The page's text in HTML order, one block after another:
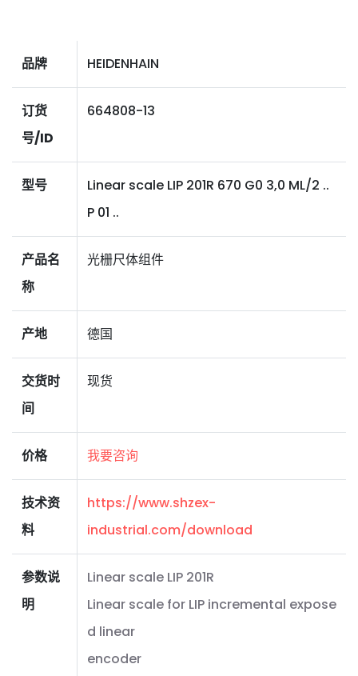
品牌 HEIDENHAIN
订货
号/ID
664808-13
型号
Linear scale LIP 201R 670 G0 3,0 ML/2 ..
P 01 ..
产品名
称
光栅尺体组件
产地 德国
交货时
间
现货
价格 我要咨询
技术资
料
https://www.shzex-
industrial.com/download
参数说
明
Linear scale LIP 201R
Linear scale for LIP incremental expose
d linear
encoder